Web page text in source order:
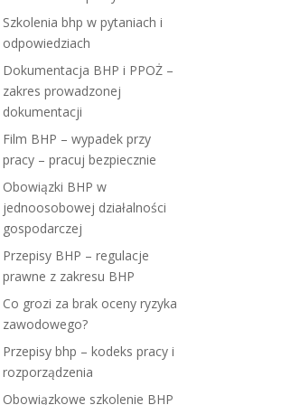
Szkolenia bhp w pytaniach i
odpowiedziach
Dokumentacja BHP i PPOŻ –
zakres prowadzonej
dokumentacji
Film BHP – wypadek przy
pracy – pracuj bezpiecznie
Obowiązki BHP w
jednoosobowej działalności
gospodarczej
Przepisy BHP – regulacje
prawne z zakresu BHP
Co grozi za brak oceny ryzyka
zawodowego?
Przepisy bhp – kodeks pracy i
rozporządzenia
Obowiązkowe szkolenie BHP